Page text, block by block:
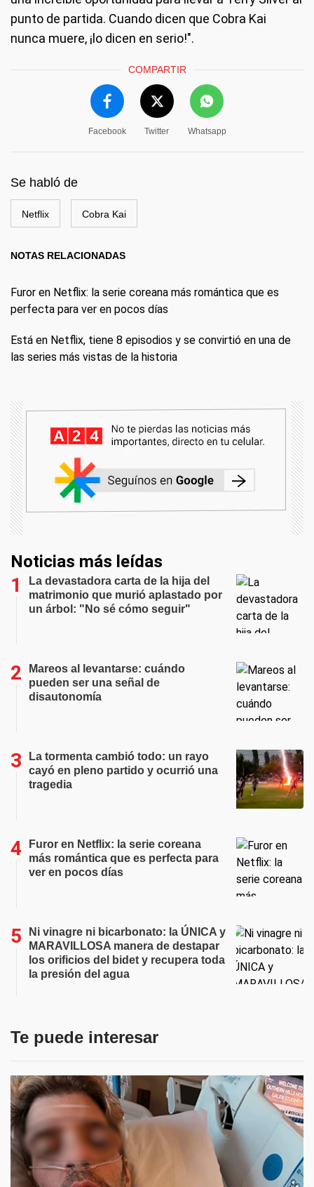
punto de partida. Cuando dicen que Cobra Kai
nunca muere, ¡lo dicen en serio!".
COMPARTIR
Facebook Twitter Whatsapp
Se habló de
Netflix Cobra Kai
NOTAS RELACIONADAS
Furor en Netflix: la serie coreana más romántica que es
perfecta para ver en pocos días
Está en Netflix, tiene 8 episodios y se convirtió en una de
las series más vistas de la historia
Noticias más leídas
La devastadora carta de la hija del
matrimonio que murió aplastado por
un árbol: "No sé cómo seguir"
Mareos al levantarse: cuándo
pueden ser una señal de
disautonomía
La tormenta cambió todo: un rayo
cayó en pleno partido y ocurrió una
tragedia
Furor en Netflix: la serie coreana
más romántica que es perfecta para
ver en pocos días
Ni vinagre ni bicarbonato: la ÚNICA y
MARAVILLOSA manera de destapar
los orificios del bidet y recupera toda
la presión del agua
Te puede interesar